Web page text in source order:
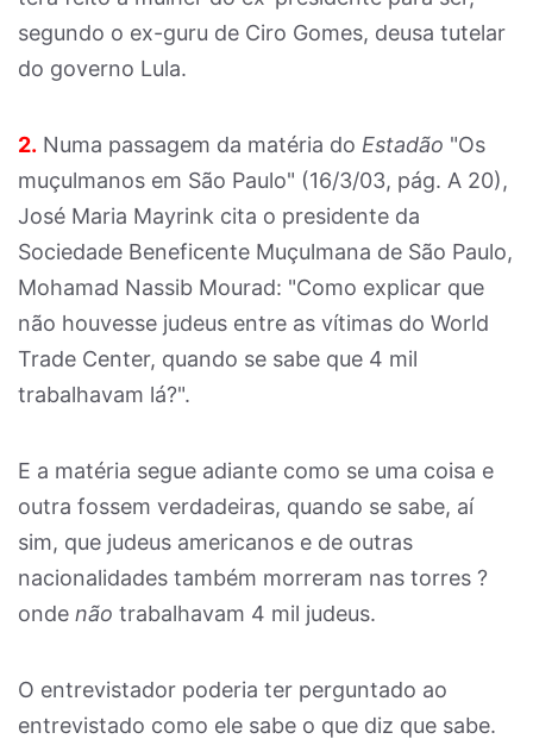
segundo o ex-guru de Ciro Gomes, deusa tutelar
do governo Lula.
2. Numa passagem da matéria do Estadão "Os
muçulmanos em São Paulo" (16/3/03, pág. A 20),
José Maria Mayrink cita o presidente da
Sociedade Beneficente Muçulmana de São Paulo,
Mohamad Nassib Mourad: "Como explicar que
não houvesse judeus entre as vítimas do World
Trade Center, quando se sabe que 4 mil
trabalhavam lá?".
E a matéria segue adiante como se uma coisa e
outra fossem verdadeiras, quando se sabe, aí
sim, que judeus americanos e de outras
nacionalidades também morreram nas torres ?
onde não trabalhavam 4 mil judeus.
O entrevistador poderia ter perguntado ao
entrevistado como ele sabe o que diz que sabe.